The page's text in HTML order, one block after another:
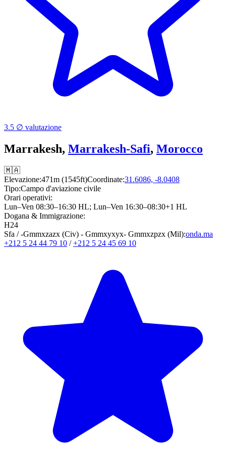
3.5 ∅ valutazione
Marrakesh, Marrakesh-Safi, Morocco
🇲🇦
Elevazione:471m (1545ft)Coordinate:31.6086, -8.0408
Tipo:Campo d'aviazione civile
Orari operativi:
Lun–Ven 08:30–16:30 HL; Lun–Ven 16:30–08:30+1 HL
Dogana & Immigrazione:
H24
Sfa / -Gmmxzazx (Civ) - Gmmxyxyx- Gmmxzpzx (Mil):onda.ma
+212 5 24 44 79 10 / +212 5 24 45 69 10